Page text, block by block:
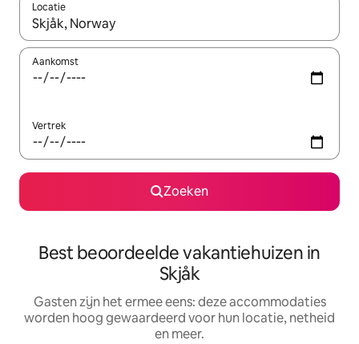
Locatie
Wanneer er suggesties beschikbaar zijn, maak je een keuze
Aankomst
Vertrek
Zoeken
Best beoordeelde vakantiehuizen in
Skjåk
Gasten zijn het ermee eens: deze accommodaties
worden hoog gewaardeerd voor hun locatie, netheid
en meer.